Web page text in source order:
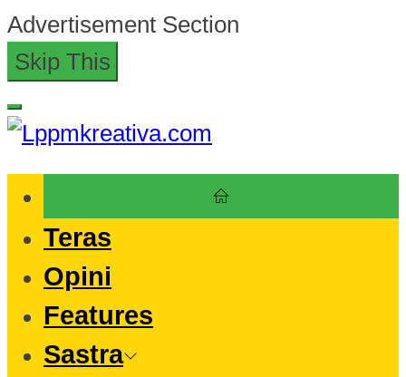
Skip
to
content
Advertisement Section
Skip This
Teras
Opini
Features
Sastra